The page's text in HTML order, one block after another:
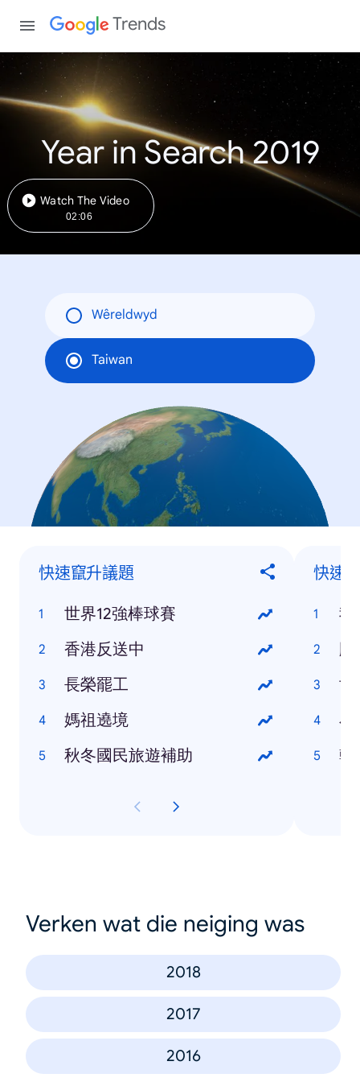
Trends
Year in Search 2019
Watch The Video
02:06
Wêreldwyd
Taiwan
快速竄升議題
世界12強棒球賽
香港反送中
長榮罷工
媽祖遶境
秋冬國民旅遊補助
快速
我
颱
世
小
韓
Verken wat die neiging was
2018
2017
2016